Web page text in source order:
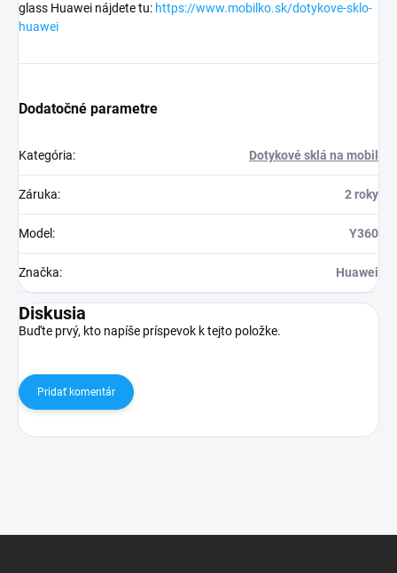
glass Huawei nájdete tu: https://www.mobilko.sk/dotykove-sklo-
huawei
Dodatočné parametre
Kategória: Dotykové sklá na mobil
Záruka: 2 roky
Model : Y360
Značka: Huawei
Diskusia
Buďte prvý, kto napíše príspevok k tejto položke.
Pridať komentár